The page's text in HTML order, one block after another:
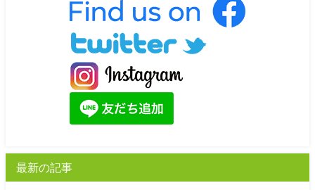
最新の記事